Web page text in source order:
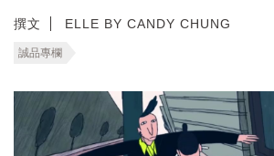
撰文 ELLE BY CANDY CHUNG
誠品專欄